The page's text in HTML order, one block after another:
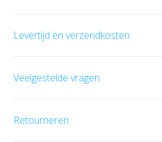
Levertijd en verzendkosten
Veelgestelde vragen
Retourneren